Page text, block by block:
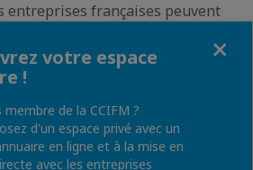
entreprises françaises peuvent
des projets dans des
les infrastructures, l’énergie, la
encore le numérique. Le
avec les standards
engagées renforcent
à moyen terme.
encourage ainsi les entreprises
votre espace
!
membre de la CCIFM ?
d'un espace privé avec un
en ligne et à la mise en
avec les entreprises